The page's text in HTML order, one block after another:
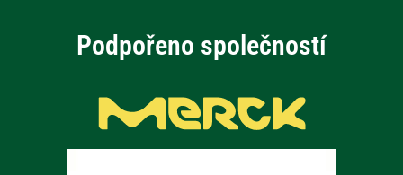
Podpořeno společností